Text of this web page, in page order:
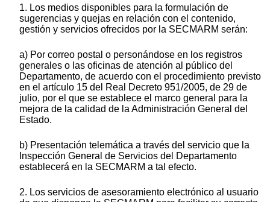
1. Los medios disponibles para la formulación de
sugerencias y quejas en relación con el contenido,
gestión y servicios ofrecidos por la SECMARM serán:
a) Por correo postal o personándose en los registros
generales o las oficinas de atención al público del
Departamento, de acuerdo con el procedimiento previsto
en el artículo 15 del Real Decreto 951/2005, de 29 de
julio, por el que se establece el marco general para la
mejora de la calidad de la Administración General del
Estado.
b) Presentación telemática a través del servicio que la
Inspección General de Servicios del Departamento
establecerá en la SECMARM a tal efecto.
2. Los servicios de asesoramiento electrónico al usuario